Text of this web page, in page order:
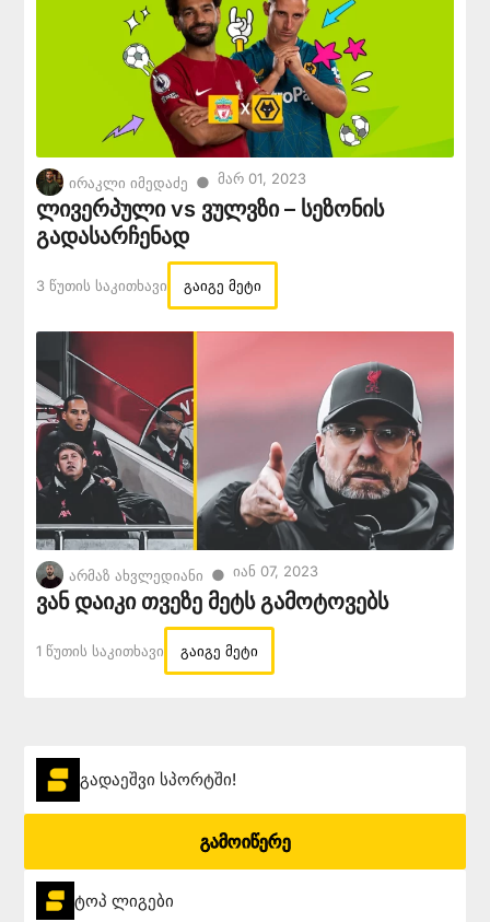
ირაკლი იმედაძე ● Მარ 01, 2023
ლივერპული vs ვულვზი – სეზონის
გადასარჩენად
3 Წუთის Საკითხავი გაიგე მეტი
არმაზ ახვლედიანი ● Იან 07, 2023
ვან დაიკი თვეზე მეტს გამოტოვებს
1 Წუთის Საკითხავი გაიგე მეტი
გადაეშვი სპორტში!
გამოიწერე
ტოპ ლიგები